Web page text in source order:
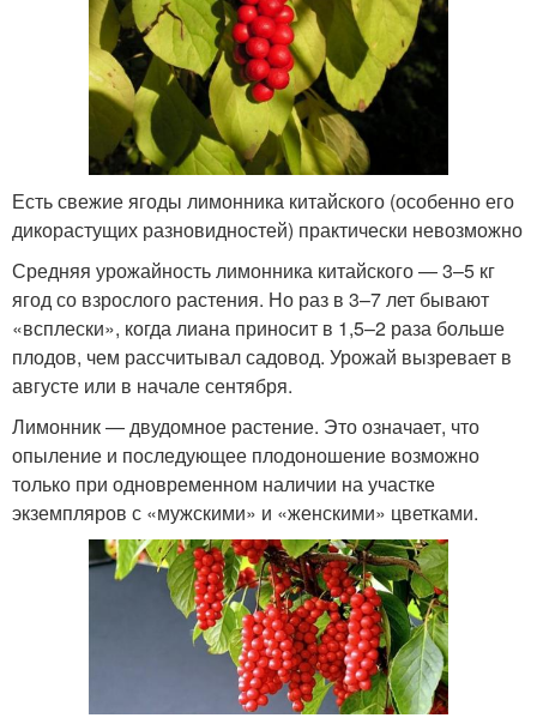
Есть свежие ягоды лимонника китайского (особенно его
дикорастущих разновидностей) практически невозможно
Средняя урожайность лимонника китайского — 3–5 кг
ягод со взрослого растения. Но раз в 3–7 лет бывают
«всплески», когда лиана приносит в 1,5–2 раза больше
плодов, чем рассчитывал садовод. Урожай вызревает в
августе или в начале сентября.
Лимонник — двудомное растение. Это означает, что
опыление и последующее плодоношение возможно
только при одновременном наличии на участке
экземпляров с «мужскими» и «женскими» цветками.